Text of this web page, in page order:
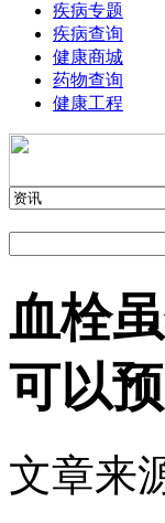
疾病专题
疾病查询
健康商城
药物查询
健康工程
血栓
可以
文章来